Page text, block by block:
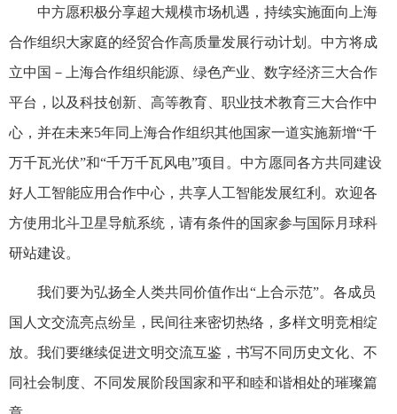
中方愿积极分享超大规模市场机遇，持续实施面向上海
合作组织大家庭的经贸合作高质量发展行动计划。中方将成
立中国－上海合作组织能源、绿色产业、数字经济三大合作
平台，以及科技创新、高等教育、职业技术教育三大合作中
心，并在未来5年同上海合作组织其他国家一道实施新增“千
万千瓦光伏”和“千万千瓦风电”项目。中方愿同各方共同建设
好人工智能应用合作中心，共享人工智能发展红利。欢迎各
方使用北斗卫星导航系统，请有条件的国家参与国际月球科
研站建设。
我们要为弘扬全人类共同价值作出“上合示范”。各成员
国人文交流亮点纷呈，民间往来密切热络，多样文明竞相绽
放。我们要继续促进文明交流互鉴，书写不同历史文化、不
同社会制度、不同发展阶段国家和平和睦和谐相处的璀璨篇